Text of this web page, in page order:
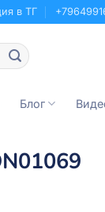
в ТГ
Блог